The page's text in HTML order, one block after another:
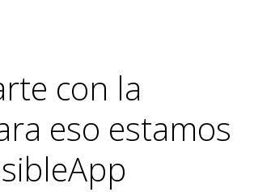
con la
eso estamos